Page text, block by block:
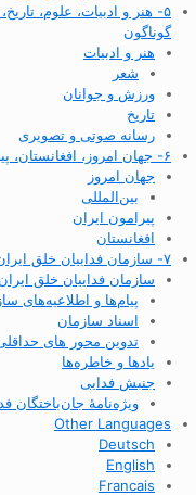
۵- هنر و ادبیات، علوم،
گوناگون
هنر و ادبیات
شعر
ورزش و جوانان
تاریخ
رسانه صوتی و تصویری
۶- جهان امروز، افغانستان، پیرامون ایران، و نظرات شما
جهان امروز
بین‌المللی
پیرامون ایران
افغانستان
۷- سازمان فداییان خلق ایران (اکثریت)، یادها و خاطره ها، کتابخانه مجازی
سازمان فداییان خلق
پیام‌ها و اطلاعیه‌های
اسناد سازمان
تدوین محور های
یادها و خاطره‌ها
جنبش فدایی
ویژه‌نامهٔ جان‌باختگان
Other Languages
Deutsch
English
Francais